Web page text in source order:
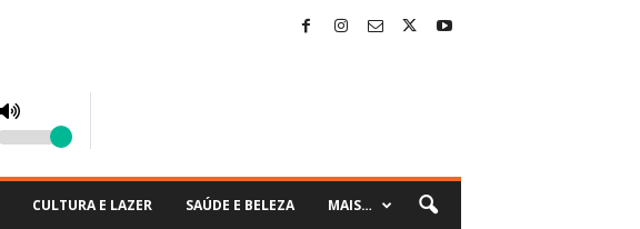
CULTURA E LAZER SAÚDE E BELEZA MAIS…